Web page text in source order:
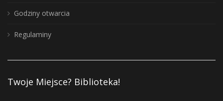
Godziny otwarcia
Regulaminy
Twoje Miejsce? Biblioteka!